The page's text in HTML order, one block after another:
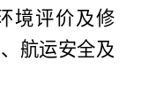
境评价及修
航运安全及